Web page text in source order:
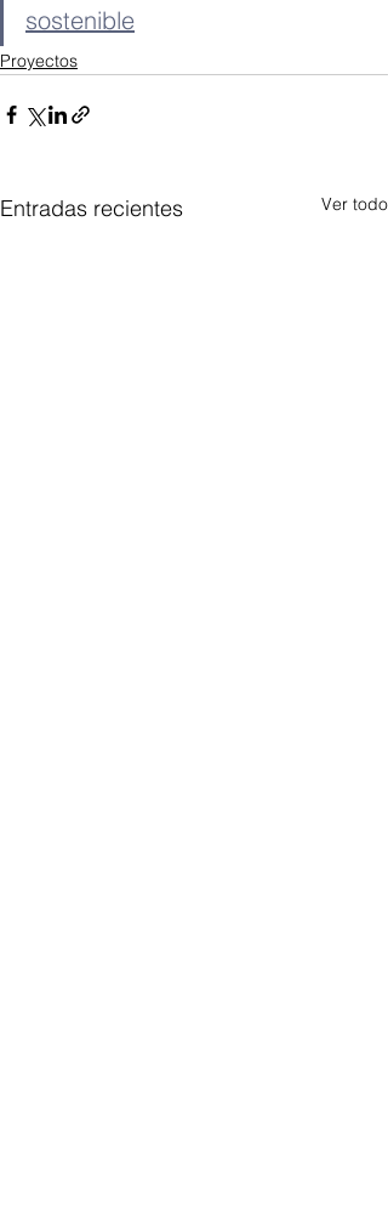
sostenible
Proyectos
Entradas recientes Ver todo